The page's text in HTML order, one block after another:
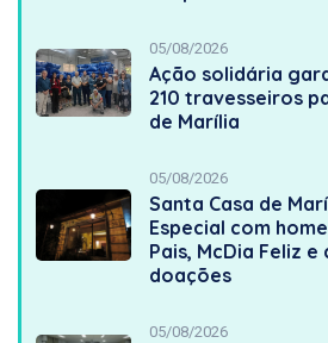
05/08/2026
Ação solidária
210 travesseiros
de Marília
05/08/2026
Santa Casa de
Especial com
Pais, McDia Feliz e
doações
05/08/2026